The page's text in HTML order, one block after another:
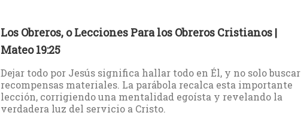
Los Obreros, o Lecciones Para los Obreros Cristianos |
Mateo 19:25
Dejar todo por Jesús significa hallar todo en Él, y no solo buscar
recompensas materiales. La parábola recalca esta importante
lección, corrigiendo una mentalidad egoísta y revelando la
verdadera luz del servicio a Cristo.